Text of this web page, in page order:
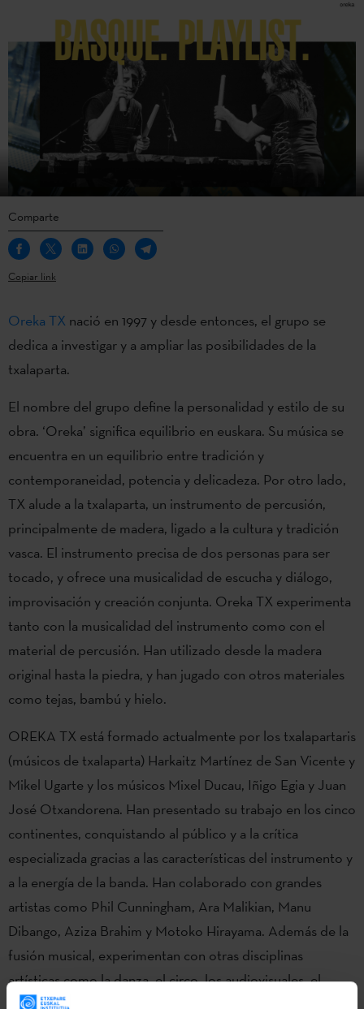
Comparte
Copiar link
Oreka TX nació en 1997 y desde entonces, el grupo se
dedica a investigar y a ampliar las posibilidades de la
txalaparta.
El nombre del grupo define la personalidad y estilo de su
obra. ‘Oreka’ significa equilibrio en euskara. Su música se
encuentra en un equilibrio entre tradición y
contemporaneidad, potencia y delicadeza. Por otro lado,
TX alude a la txalaparta, un instrumento de percusión,
principalmente de madera, ligado a la cultura y tradición
vasca. El instrumento precisa de dos personas para ser
tocado, y ofrece una musicalidad de escucha y diálogo,
improvisación y creación conjunta. Oreka TX experimenta
tanto con la musicalidad del instrumento como con el
material de percusión. Han utilizado desde la madera
original hasta la piedra, y han jugado con otros materiales
como tejas, bambú y hielo.
OREKA TX está formado actualmente por los txalapartaris
(músicos de txalaparta) Harkaitz Martínez de San Vicente y
Mikel Ugarte y los músicos Mixel Ducau, Iñigo Egia y Juan
José Otxandorena. Han presentado su trabajo en los cinco
continentes, conquistando al público y a la crítica
especializada gracias a las características del instrumento y
a la energía de la banda. Han colaborado con grandes
artistas como Phil Cunningham, Ara Malikian, Manu
Dibango, Aziza Brahim y Motoko Hirayama. Además de la
fusión musical, experimentan con otras disciplinas
artísticas como la danza, el circo, los audiovisuales, el
deporte rural vasco y crean espectáculos innovadores.